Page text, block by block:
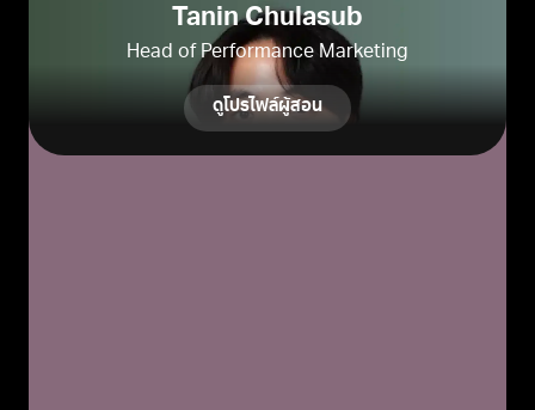
Tanin Chulasub
Head of Performance Marketing
ดูโปรไฟล์ผู้สอน